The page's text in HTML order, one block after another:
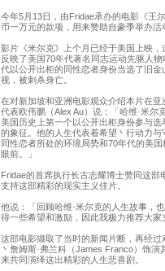
今年5月13日，由Fridae承办的电影《王
币一万元的款项，用来赞助自豪季举办活
影片《米尔克》上个月已经于美国上映
反映了美国70年代著名同志运动先驱人
代以公开出柜的同性恋者身份当选了旧
视，被刺杀身亡。
在对新加坡和亚洲电影观众介绍本片在
代表欧伟鹏（Alex Au）说：「哈维·米
美国历史上第一个以公开出柜身份参与
的象征。他的人生代表着希望丶行动力
同性恋者所处的环境局势和70年代的美
眼前。」
Fridae的首席执行长古志耀博士赞同这
支持这部精彩的现实主义佳片。
他说：「回顾哈维·米尔克的人生故事，
得一些希望和激励，因此我极力推荐大家
这部电影撷取了当时的新闻片断，再经
丶詹姆斯·弗兰科（James Franco）饰
来共同演绎这出精彩的人生悲喜剧。